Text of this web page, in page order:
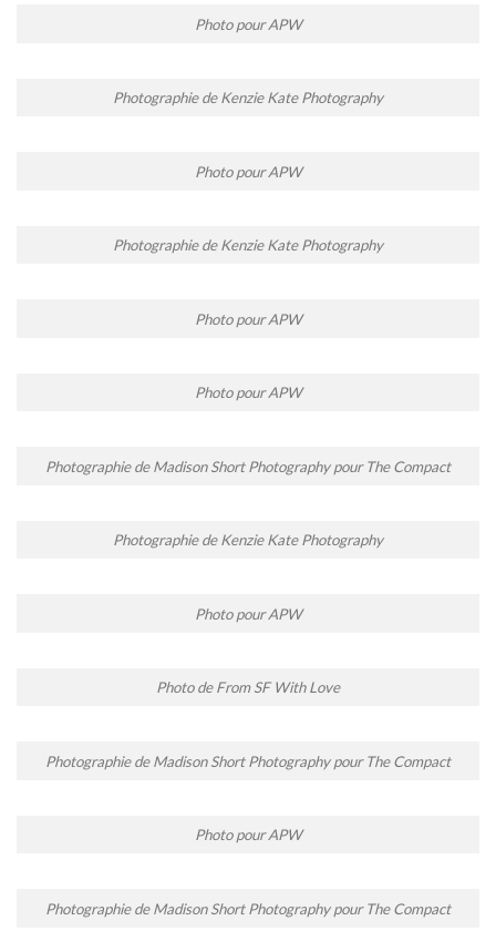
Photo pour APW
Photographie de Kenzie Kate Photography
Photo pour APW
Photographie de Kenzie Kate Photography
Photo pour APW
Photo pour APW
Photographie de Madison Short Photography pour The Compact
Photographie de Kenzie Kate Photography
Photo pour APW
Photo de From SF With Love
Photographie de Madison Short Photography pour The Compact
Photo pour APW
Photographie de Madison Short Photography pour The Compact